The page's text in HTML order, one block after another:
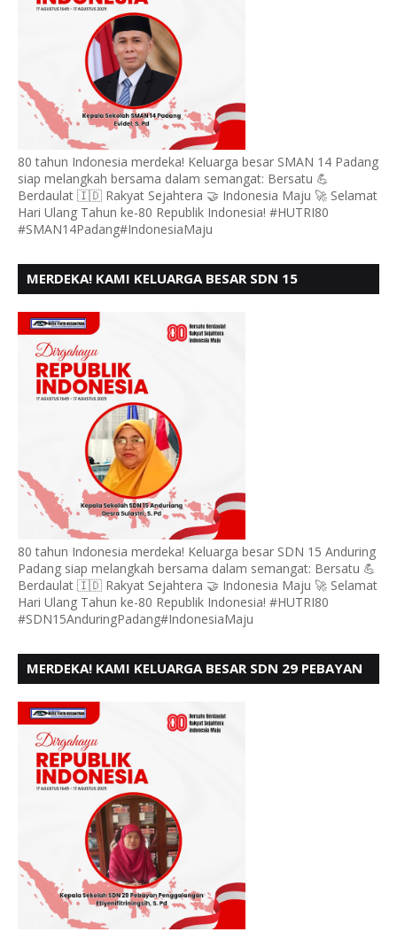
80 tahun Indonesia merdeka! Keluarga besar SMAN 14 Padang
siap melangkah bersama dalam semangat: Bersatu 💪
Berdaulat 🇮🇩 Rakyat Sejahtera 🤝 Indonesia Maju 🚀 Selamat
Hari Ulang Tahun ke-80 Republik Indonesia! #HUTRI80
#SMAN14Padang#IndonesiaMaju
MERDEKA! KAMI KELUARGA BESAR SDN 15
80 tahun Indonesia merdeka! Keluarga besar SDN 15 Anduring
Padang siap melangkah bersama dalam semangat: Bersatu 💪
Berdaulat 🇮🇩 Rakyat Sejahtera 🤝 Indonesia Maju 🚀 Selamat
Hari Ulang Tahun ke-80 Republik Indonesia! #HUTRI80
#SDN15AnduringPadang#IndonesiaMaju
MERDEKA! KAMI KELUARGA BESAR SDN 29 PEBAYAN
KE - 80